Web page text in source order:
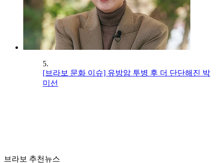
5.
[브라보 문화 이슈] 유방암 투병 후 더 단단해진 박
미선
브라보 추천뉴스